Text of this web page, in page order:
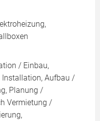
/ Einbau,
Installation, Aufbau /
Planung /
Vermietung /